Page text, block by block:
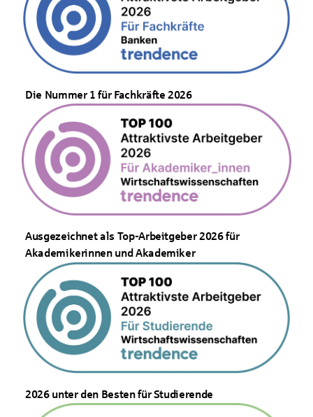
Die Nummer 1 für Fachkräfte 2026
Ausgezeichnet als Top-Arbeitgeber 2026 für
Akademikerinnen und Akademiker
2026 unter den Besten für Studierende